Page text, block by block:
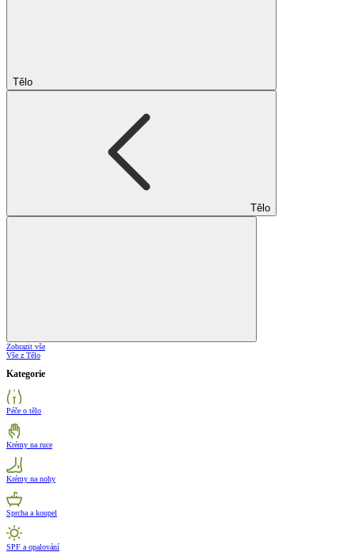
Tělo
Tělo
Zobrazit vše
Vše z Tělo
Kategorie
Péče o tělo
Krémy na ruce
Krémy na nohy
Sprcha a koupel
SPF a opalování